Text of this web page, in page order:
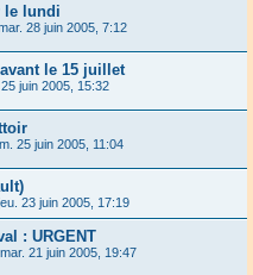
le lundi
28 juin 2005, 7:12
le 15 juillet
juin 2005, 15:32
25 juin 2005, 11:04
23 juin 2005, 17:19
: URGENT
mar. 21 juin 2005, 19:47